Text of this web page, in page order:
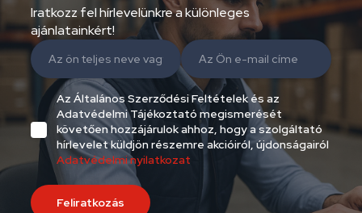
Iratkozz fel hírlevelünkre a különleges
ajánlatainkért!
Az Általános Szerződési Feltételek és az
Adatvédelmi Tájékoztató megismerését
követően hozzájárulok ahhoz, hogy a szolgáltató
hírlevelet küldjön részemre akcióiról, újdonságairól
Adatvédelmi nyilatkozat
Feliratkozás